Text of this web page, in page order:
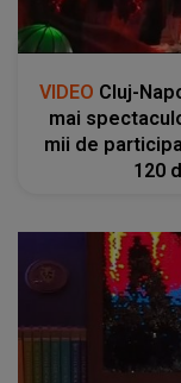
VIDEO Cluj-
mai
mii de
120